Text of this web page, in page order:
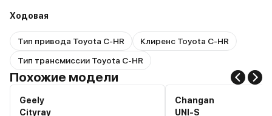
Ходовая
Тип привода Toyota C-HR
Клиренс Toyota C-HR
Тип трансмиссии Toyota C-HR
Похожие модели
Geely
Cityray
Changan
UNI-S